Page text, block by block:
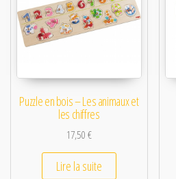
Puzzle en bois – Les animaux et
les chiffres
17,50€
Lire la suite